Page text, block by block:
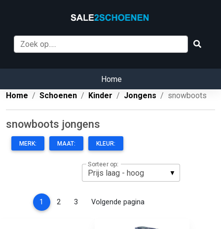
Home
Home
Schoenen Kinder Jongens snowboots
snowboots jongens
MERK: MAAT: KLEUR:
Sorteer op:
1 (current)
2 3 Volgende pagina